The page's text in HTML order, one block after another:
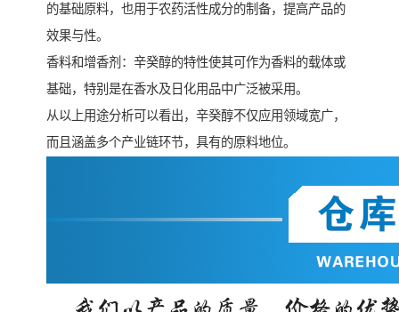
的基础原料，也用于农药活性成分的制备，提高产品的
效果与性。
香料和增香剂：辛癸醇的特性使其可作为香料的载体或
基础，特别是在香水及日化用品中广泛被采用。
从以上用途分析可以看出，辛癸醇不仅应用领域宽广，
而且涵盖多个产业链环节，具有的原料地位。